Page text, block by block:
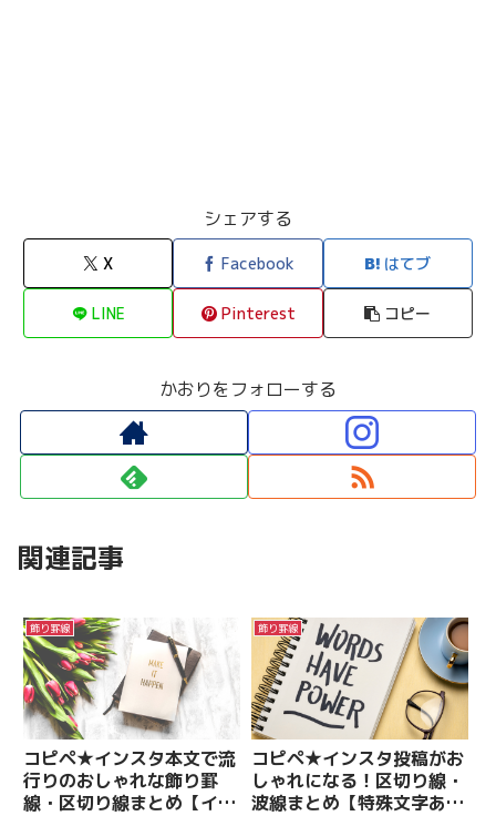
シェアする
X Facebook はてブ
LINE Pinterest コピー
かおりをフォローする
関連記事
飾り罫線
コピペ★インスタ本文で流
行りのおしゃれな飾り罫
線・区切り線まとめ【イン
飾り罫線
コピペ★インスタ投稿がお
しゃれになる！区切り線・
波線まとめ【特殊文字あ